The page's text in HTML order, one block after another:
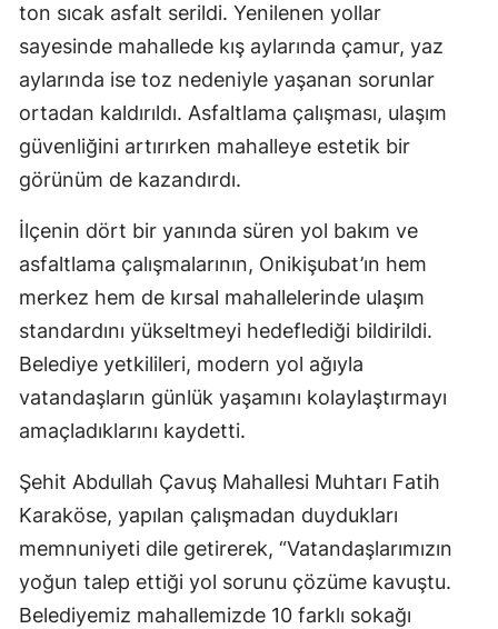
ton sıcak asfalt serildi. Yenilenen yollar
sayesinde mahallede kış aylarında çamur, yaz
aylarında ise toz nedeniyle yaşanan sorunlar
ortadan kaldırıldı. Asfaltlama çalışması, ulaşım
güvenliğini artırırken mahalleye estetik bir
görünüm de kazandırdı.
İlçenin dört bir yanında süren yol bakım ve
asfaltlama çalışmalarının, Onikişubat’ın hem
merkez hem de kırsal mahallelerinde ulaşım
standardını yükseltmeyi hedeflediği bildirildi.
Belediye yetkilileri, modern yol ağıyla
vatandaşların günlük yaşamını kolaylaştırmayı
amaçladıklarını kaydetti.
Şehit Abdullah Çavuş Mahallesi Muhtarı Fatih
Karaköse, yapılan çalışmadan duydukları
memnuniyeti dile getirerek, “Vatandaşlarımızın
yoğun talep ettiği yol sorunu çözüme kavuştu.
Belediyemiz mahallemizde 10 farklı sokağı